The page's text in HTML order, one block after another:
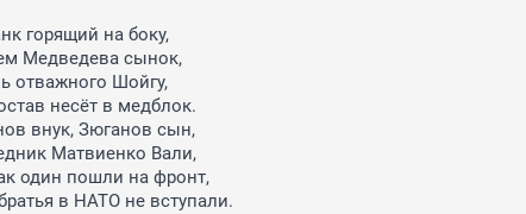
горящий на боку,
Медведева сынок,
отважного Шойгу,
несёт в медблок.
внук, Зюганов сын,
Матвиенко Вали,
один пошли на фронт,
в НАТО не вступали.